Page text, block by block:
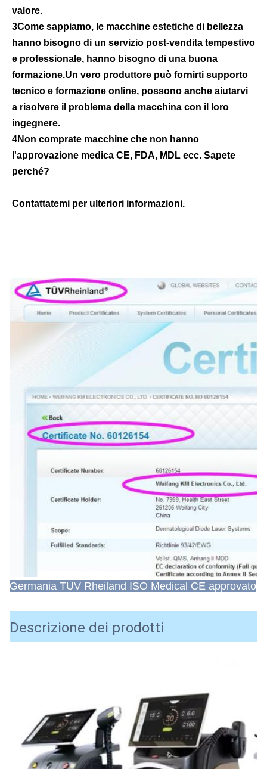
valore.
3Come sappiamo, le macchine estetiche di bellezza
hanno bisogno di un servizio post-vendita tempestivo
e professionale, hanno bisogno di una buona
formazione.Un vero produttore può fornirti supporto
tecnico e formazione online, possono anche aiutarvi
a risolvere il problema della macchina con il loro
ingegnere.
4Non comprate macchine che non hanno
l'approvazione medica CE, FDA, MDL ecc. Sapete
perché?
Contattatemi per ulteriori informazioni.
Germania TUV Rheiland ISO Medical CE approvato
Descrizione dei prodotti